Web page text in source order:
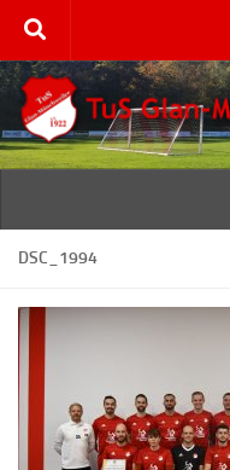
Zum Inhalt springen
DSC_1994